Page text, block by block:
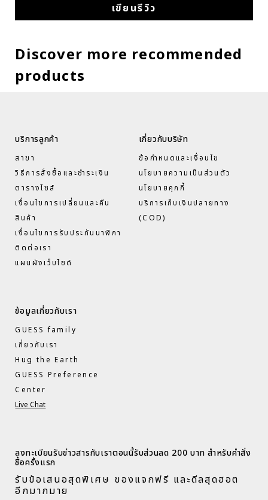
เขียนรีวิว
Discover more recommended
products
บริการลูกค้า
สาขา
วิธีการสั่งซื้อและชำระเงิน
ตารางไซส์
เงื่อนไขการเปลี่ยนและคืน
สินค้า
เงื่อนไขการรับประกันนาฬิกา
ติดต่อเรา
แผนผังเว็บไซด์
เกี่ยวกับบริษัท
ข้อกำหนดและเงื่อนไข
นโยบายความเป็นส่วนตัว
นโยบายคุกกี้
บริการเก็บเงินปลายทาง
(COD)
ข้อมูลเกี่ยวกับเรา
GUESS family
เกี่ยวกับเรา
Hug the Earth
GUESS Preference
Center
Live Chat
ลงทะเบียนรับข่าวสารกับเราตอนนี้รับส่วนลด 200 บาท สำหรับคำสั่ง
ซื้อครั้งแรก​
รับข้อเสนอสุดพิเศษ ของแจกฟรี และดีลสุดฮอต
อีกมากมาย​